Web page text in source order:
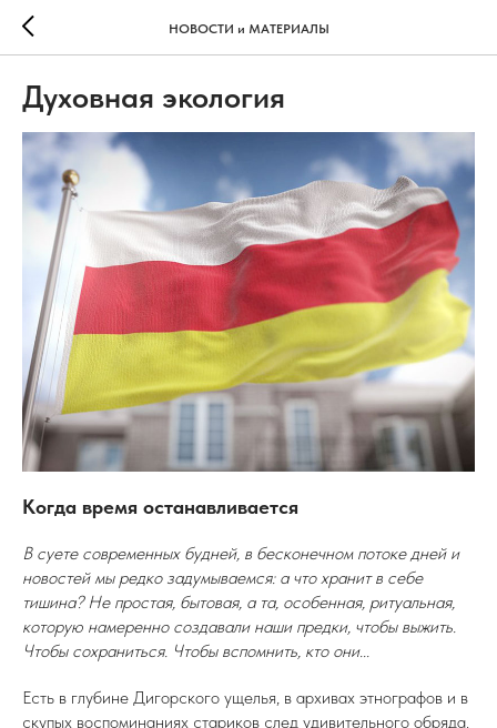
НОВОСТИ и МАТЕРИАЛЫ
Духовная экология
Когда время останавливается
В суете современных будней, в бесконечном потоке дней и
новостей мы редко задумываемся: а что хранит в себе
тишина? Не простая, бытовая, а та, особенная, ритуальная,
которую намеренно создавали наши предки, чтобы выжить.
Чтобы сохраниться. Чтобы вспомнить, кто они...
Есть в глубине Дигорского ущелья, в архивах этнографов и в
скупых воспоминаниях стариков след удивительного обряда.